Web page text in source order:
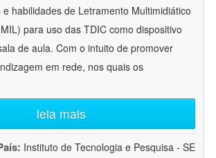
habilidades de Letramento Multimidiático
para uso das TDIC como dispositivo
de aula. Com o intuito de promover
em rede, nos quais os
leia mais
Instituto de Tecnologia e Pesquisa - SE